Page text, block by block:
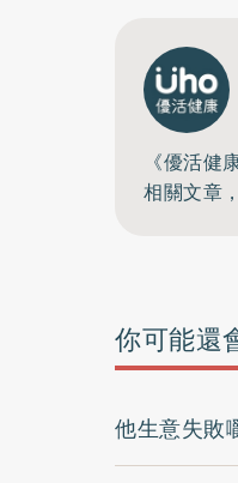
《優活
相關文章
你可能還
他生意失敗